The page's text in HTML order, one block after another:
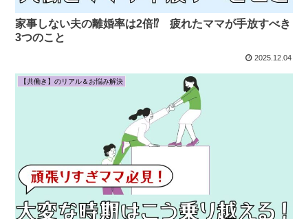
家事しない夫の離婚率は2倍⁉ 疲れたママが手放すべき
3つのこと
2025.12.04
【共働き】のリアル＆お悩み解決